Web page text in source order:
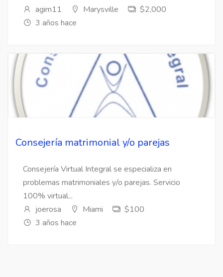
agim11
Marysville
$2,000
3 años hace
Consejería matrimonial y/o parejas
Consejería Virtual Integral se especializa en
problemas matrimoniales y/o parejas. Servicio
100% virtual...
joerosa
Miami
$100
3 años hace